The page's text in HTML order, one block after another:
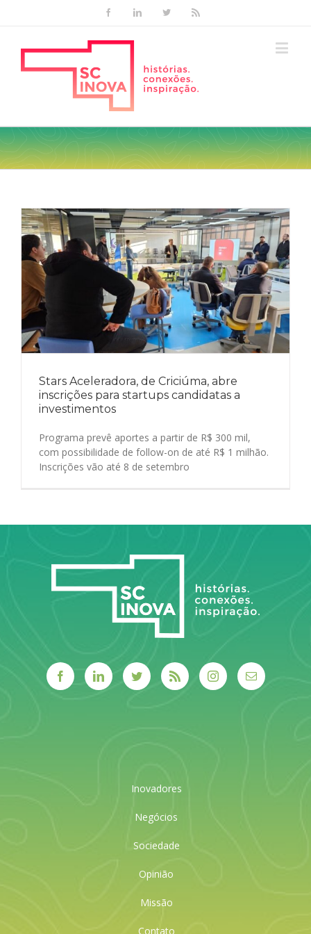
FacebookLinkedinTwitter
Stars Aceleradora, de Criciúma, abre
inscrições para startups candidatas a
investimentos
Programa prevê aportes a partir de R$ 300 mil,
com possibilidade de follow-on de até R$ 1 milhão.
Inscrições vão até 8 de setembro
Inovadores
Negócios
Sociedade
Opinião
Missão
Contato